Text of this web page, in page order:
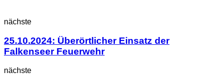
nächste
25.10.2024: Überörtlicher Einsatz der
Falkenseer Feuerwehr
nächste